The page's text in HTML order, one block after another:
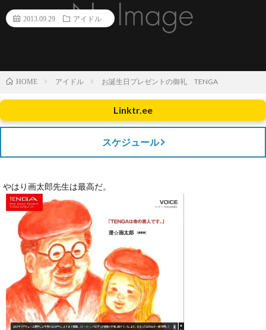
2013.09.29 アイドル
HOME アイドル お誕生日プレゼントの御礼 TENGA
Linktr.ee
スケジュール
やはり画太郎先生は最高だ。